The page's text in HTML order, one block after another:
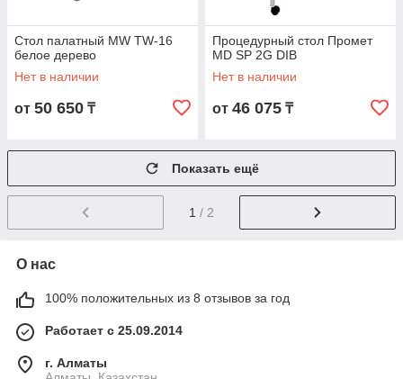
Стол палатный MW TW-16
белое дерево
Нет в наличии
от 50 650 ₸
Процедурный стол Промет
MD SP 2G DIB
Нет в наличии
от 46 075 ₸
Показать ещё
1 / 2
О нас
100% положительных из 8 отзывов за год
Работает с 25.09.2014
г. Алматы